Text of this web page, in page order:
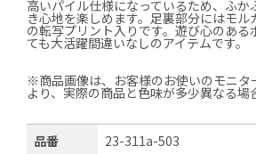
高いパイル仕様になっているため、ふか
き心地を楽しめます。足裏部分にはモル
の転写プリント入りです。遊び心のある
ても大活躍間違いなしのアイテムです。
※商品画像は、お客様のお使いのモニタ
より、実際の商品と色味が多少異なる場
品番
23-311a-503